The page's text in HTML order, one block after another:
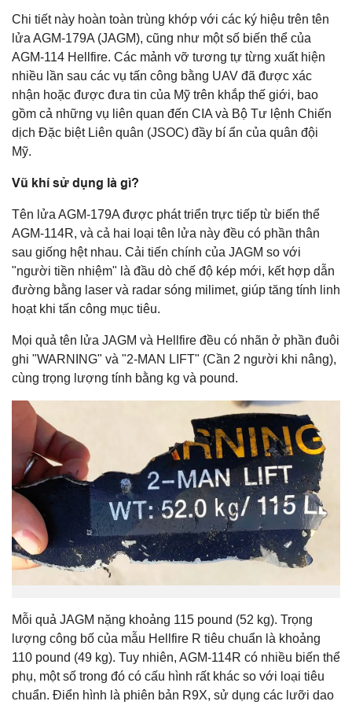
Chi tiết này hoàn toàn trùng khớp với các ký hiệu trên tên
lửa AGM-179A (JAGM), cũng như một số biến thể của
AGM-114 Hellfire. Các mảnh vỡ tương tự từng xuất hiện
nhiều lần sau các vụ tấn công bằng UAV đã được xác
nhận hoặc được đưa tin của Mỹ trên khắp thế giới, bao
gồm cả những vụ liên quan đến CIA và Bộ Tư lệnh Chiến
dịch Đặc biệt Liên quân (JSOC) đầy bí ẩn của quân đội
Mỹ.
Vũ khí sử dụng là gì?
Tên lửa AGM-179A được phát triển trực tiếp từ biến thể
AGM-114R, và cả hai loại tên lửa này đều có phần thân
sau giống hệt nhau. Cải tiến chính của JAGM so với
"người tiền nhiệm" là đầu dò chế độ kép mới, kết hợp dẫn
đường bằng laser và radar sóng milimet, giúp tăng tính linh
hoạt khi tấn công mục tiêu.
Mọi quả tên lửa JAGM và Hellfire đều có nhãn ở phần đuôi
ghi "WARNING" và "2-MAN LIFT" (Cần 2 người khi nâng),
cùng trọng lượng tính bằng kg và pound.
Mỗi quả JAGM nặng khoảng 115 pound (52 kg). Trọng
lượng công bố của mẫu Hellfire R tiêu chuẩn là khoảng
110 pound (49 kg). Tuy nhiên, AGM-114R có nhiều biến thể
phụ, một số trong đó có cấu hình rất khác so với loại tiêu
chuẩn. Điển hình là phiên bản R9X, sử dụng các lưỡi dao